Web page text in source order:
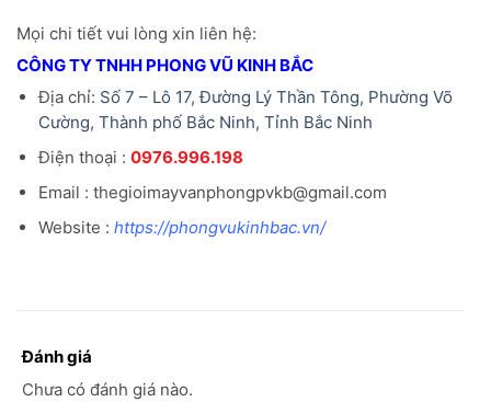
Mọi chi tiết vui lòng xin liên hệ:
CÔNG TY TNHH PHONG VŨ KINH BẮC
Địa chỉ: Số 7 – Lô 17, Đường Lý Thần Tông, Phường Võ
Cường, Thành phố Bắc Ninh, Tỉnh Bắc Ninh
Điện thoại : 0976.996.198
Email : thegioimayvanphongpvkb@gmail.com
Website : https://phongvukinhbac.vn/
Đánh giá
Chưa có đánh giá nào.